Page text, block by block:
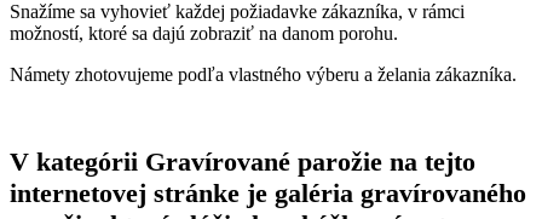
Snažíme sa vyhovieť každej požiadavke zákazníka, v rámci
možností, ktoré sa dajú zobraziť na danom porohu.
Námety zhotovujeme podľa vlastného výberu a želania zákazníka.
V kategórii Gravírované parožie na tejto
internetovej stránke je galéria gravírovaného